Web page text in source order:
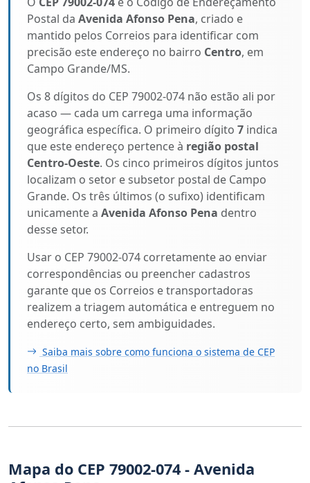
Postal da Avenida Afonso Pena, criado e
mantido pelos Correios para identificar com
precisão este endereço no bairro Centro, em
Campo Grande/MS.
Os 8 dígitos do CEP 79002-074 não estão ali por
acaso — cada um carrega uma informação
geográfica específica. O primeiro dígito 7 indica
que este endereço pertence à região postal
Centro-Oeste. Os cinco primeiros dígitos juntos
localizam o setor e subsetor postal de Campo
Grande. Os três últimos (o sufixo) identificam
unicamente a Avenida Afonso Pena dentro
desse setor.
Usar o CEP 79002-074 corretamente ao enviar
correspondências ou preencher cadastros
garante que os Correios e transportadoras
realizem a triagem automática e entreguem no
endereço certo, sem ambiguidades.
Saiba mais sobre como funciona o sistema de CEP
no Brasil
Mapa do CEP 79002-074 - Avenida